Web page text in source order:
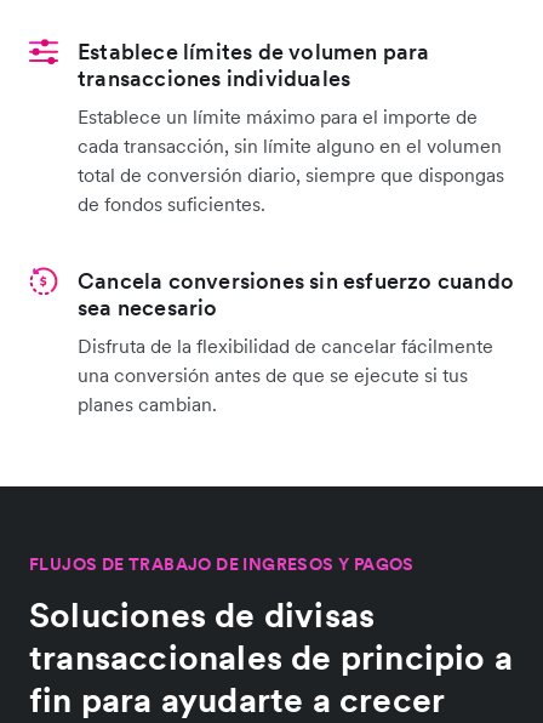
Establece límites de volumen para
transacciones individuales
Establece un límite máximo para el importe de
cada transacción, sin límite alguno en el volumen
total de conversión diario, siempre que dispongas
de fondos suficientes.
Cancela conversiones sin esfuerzo cuando
sea necesario
Disfruta de la flexibilidad de cancelar fácilmente
una conversión antes de que se ejecute si tus
planes cambian.
FLUJOS DE TRABAJO DE INGRESOS Y PAGOS
Soluciones de divisas
transaccionales de principio a
fin para ayudarte a crecer